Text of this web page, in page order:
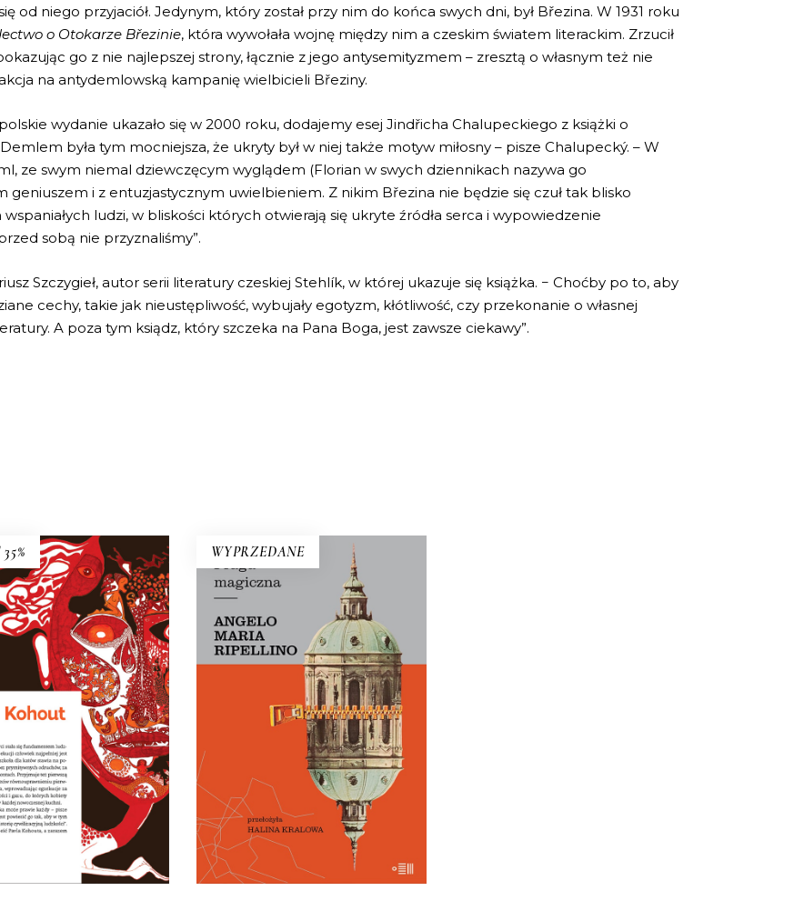
od niego przyjaciół. Jedynym, który został przy nim do końca swych dni, był Březina. W 1931 roku
o Otokarze Březinie, która wywołała wojnę między nim a czeskim światem literackim. Zrzucił
go z nie najlepszej strony, łącznie z jego antysemityzmem – zresztą o własnym też nie
na antydemlowską kampanię wielbicieli Březiny.
wydanie ukazało się w 2000 roku, dodajemy esej Jindřicha Chalupeckiego z książki o
była tym mocniejsza, że ukryty był w niej także motyw miłosny – pisze Chalupecký. – W
ze swym niemal dziewczęcym wyglądem (Florian w swych dziennikach nazywa go
i z entuzjastycznym uwielbieniem. Z nikim Březina nie będzie się czuł tak blisko
wspaniałych ludzi, w bliskości których otwierają się ukryte źródła serca i wypowiedzenie
sobą nie przyznaliśmy”.
Szczygieł, autor serii literatury czeskiej Stehlík, w której ukazuje się książka. − Choćby po to, aby
cechy, takie jak nieustępliwość, wybujały egotyzm, kłótliwość, czy przekonanie o własnej
A poza tym ksiądz, który szczeka na Pana Boga, jest zawsze ciekawy”.
E-BOOK DO
KOSZYKA
KACICA
o dziewczynce, która
do liceum teatralnego,
do szkoły dla katów.
czarnego humoru!
31.20zł
KSIĄŻKA DO
KOSZYKA
WYPRZEDANE
E-BOOK DO
KOSZYKA
PRAGA MAGICZNA
Oto – jak mówi Mariusz
Szczygieł – biblia kultury czeskiej.
Dla miłośników Pragi i czeskiej
kultury – lektura niezbędna.
59.00 29.50zł